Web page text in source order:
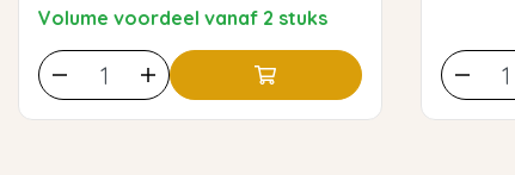
Volume voordeel vanaf 2 stuks